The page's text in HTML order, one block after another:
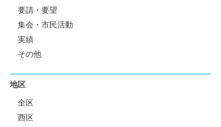
要請・要望
集会・市民活動
実績
その他
地区
全区
西区